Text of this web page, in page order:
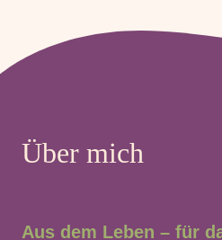
Über mich
Aus dem Leben – für